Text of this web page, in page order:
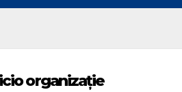
organizație